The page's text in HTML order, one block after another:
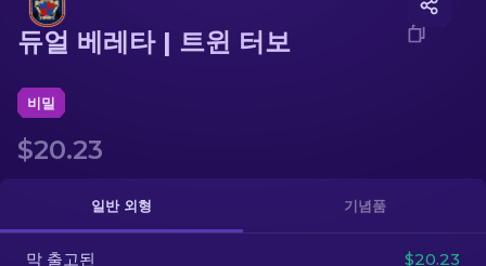
저격소총
장갑
케이스
기타
듀얼 베레타 | 트윈 터보
비밀
$20.23
일반 외형 기념품
막 출고된 $20.23